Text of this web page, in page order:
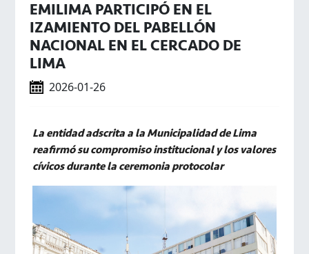
EMILIMA PARTICIPÓ EN EL
IZAMIENTO DEL PABELLÓN
NACIONAL EN EL CERCADO DE
LIMA
2026-01-26
La entidad adscrita a la Municipalidad de Lima
reafirmó su compromiso institucional y los valores
cívicos durante la ceremonia protocolar